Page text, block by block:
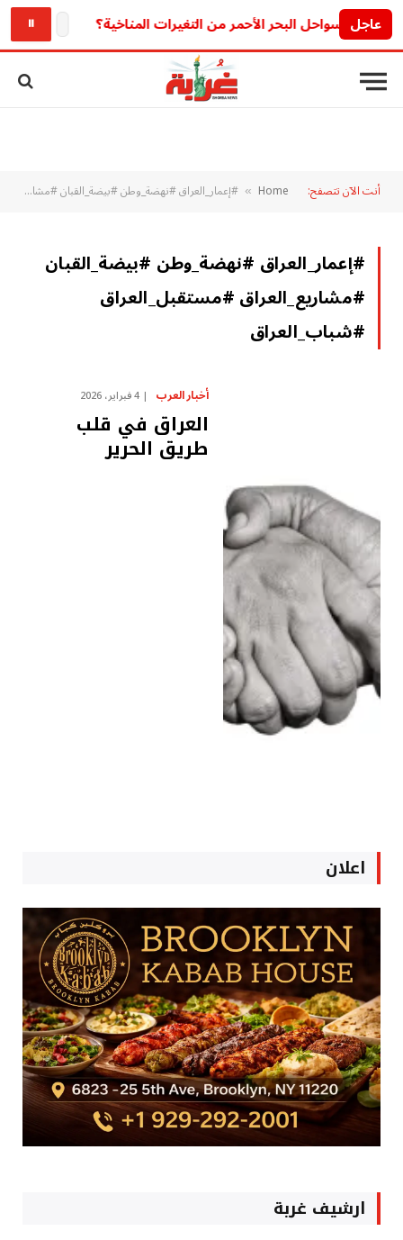
عاجل الحق بسرعة
⏸
أنت الآن تتصفح: Home
» #إعمار_العراق #نهضة_وطن #بيضة_القبان #مشاريع_العراق #مستقبل_العراق #شباب_العراق
#إعمار_العراق #نهضة_وطن #بيضة_القبان
#مشاريع_العراق #مستقبل_العراق
#شباب_العراق
أخبار العرب 4 فبراير، 2026
العراق في قلب
طريق الحرير
اعلان
ارشيف غربة